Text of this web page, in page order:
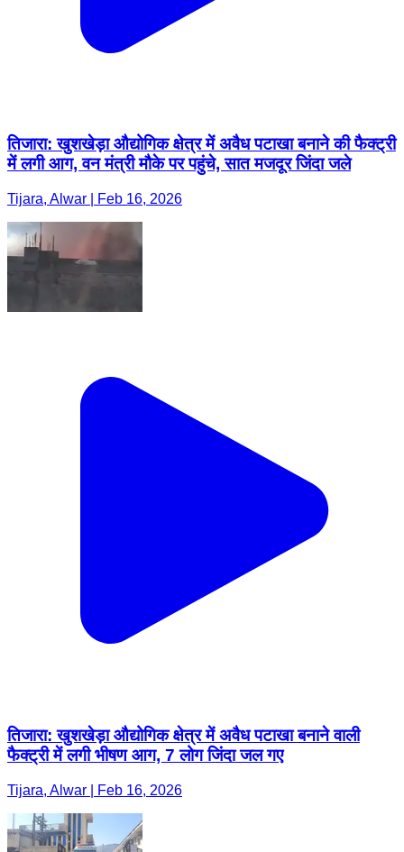
तिजारा: खुशखेड़ा औद्योगिक क्षेत्र में अवैध पटाखा बनाने की फैक्ट्री
में लगी आग, वन मंत्री मौके पर पहुंचे, सात मजदूर जिंदा जले
Tijara, Alwar | Feb 16, 2026
तिजारा: खुशखेड़ा औद्योगिक क्षेत्र में अवैध पटाखा बनाने वाली
फैक्ट्री में लगी भीषण आग, 7 लोग जिंदा जल गए
Tijara, Alwar | Feb 16, 2026